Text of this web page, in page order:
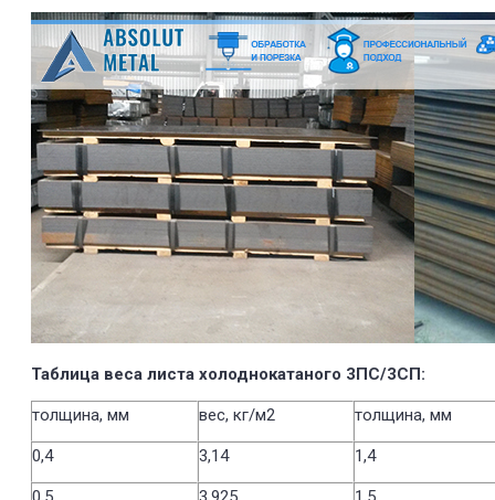
Таблица веса листа холоднокатаного 3ПС/3СП:
толщина, мм вес, кг/м2 толщина, мм
0,4 3,14 1,4